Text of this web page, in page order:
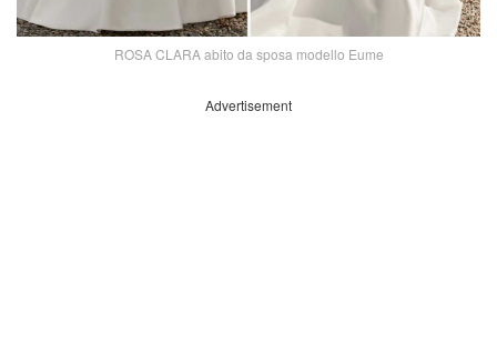
ROSA CLARA abito da sposa modello Eume
Advertisement